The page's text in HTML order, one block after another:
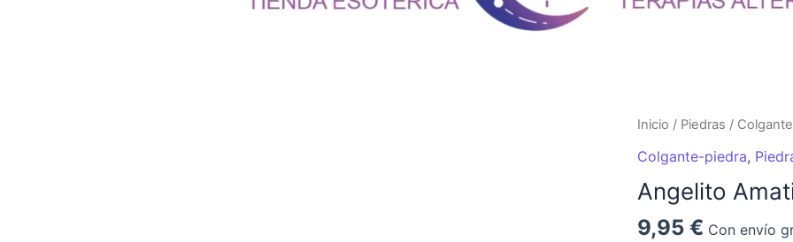
Inicio / Piedras /
Colgante-piedra,
Angelito
9,95 € Con envío